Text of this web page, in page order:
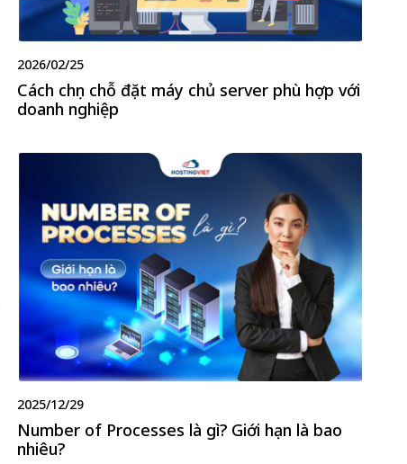
2026/02/25
Cách chọn chỗ đặt máy chủ server phù hợp với
doanh nghiệp
2025/12/29
Number of Processes là gì? Giới hạn là bao
nhiêu?